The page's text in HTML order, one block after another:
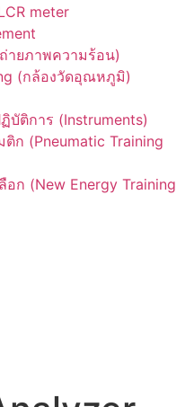
meter
ายภาพความร้อน)
(กล้องวัดอุณหภูมิ)
บัติการ (Instruments)
ก (Pneumatic Training
อก (New Energy Training